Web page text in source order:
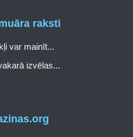
raksti
var mainīt...
izvēlas...